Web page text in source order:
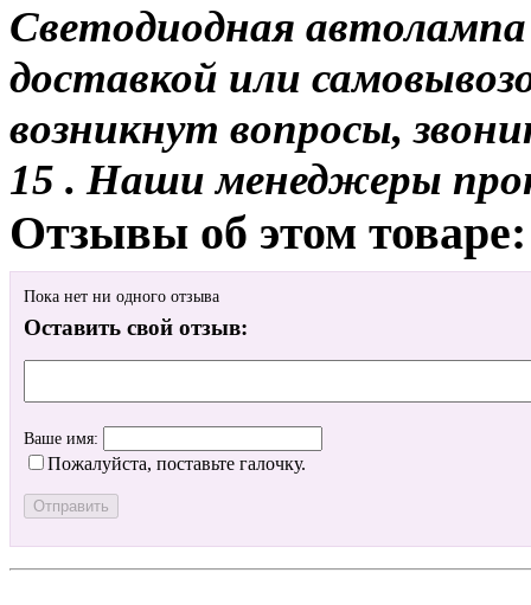
Светодиодная
доставкой или
возникнут вопросы,
15 . Наши менеджеры
Отзывы об этом товаре:
Пока нет ни одного отзыва
Оставить свой отзыв:
Ваше имя:
Пожалуйста, поставьте галочку.